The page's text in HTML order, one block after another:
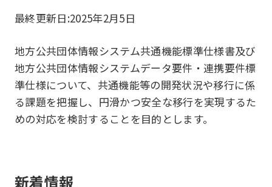
最終更新日:2025年2月5日
地方公共団体情報システム共通機能標準仕様書及び
地方公共団体情報システムデータ要件・連携要件標
準仕様について、共通機能等の開発状況や移行に係
る課題を把握し、円滑かつ安全な移行を実現するた
めの対応を検討することを目的とします。
新着情報